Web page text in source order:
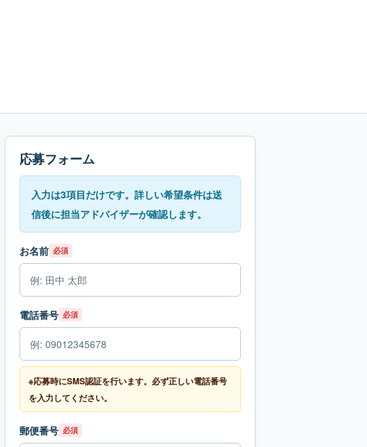
応募フォーム
入力は3項目だけです。詳しい希望条件は送
信後に担当アドバイザーが確認します。
お名前 必須
電話番号 必須
※応募時にSMS認証を行います。必ず正しい電話番号
を入力してください。
郵便番号 必須